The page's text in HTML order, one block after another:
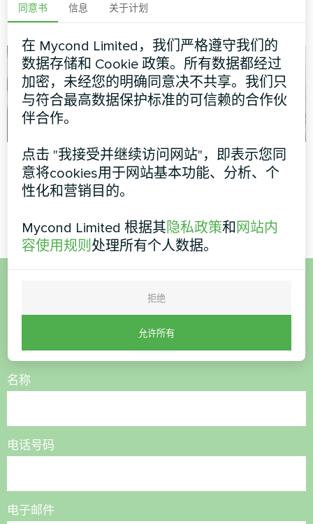
公寓
艺术品设计风机盘管玻璃系列
私人住宅
想购买或有疑问？
联系我们，我们将为您提供帮助
名称
电话号码
电子邮件
同意书 信息 关于计划
在 Mycond Limited，我们严格遵守我们的
数据存储和 Cookie 政策。所有数据都经过
加密，未经您的明确同意决不共享。我们只
与符合最高数据保护标准的可信赖的合作伙
伴合作。
点击 "我接受并继续访问网站"，即表示您同
意将cookies用于网站基本功能、分析、个
性化和营销目的。
Mycond Limited 根据其隐私政策和 网站内
容使用规则 处理所有个人数据。
拒绝
允许所有